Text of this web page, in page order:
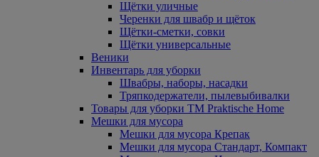
Щётки уличные
Черенки для швабр и щёток
Щётки-сметки, совки
Щётки универсальные
Веники
Инвентарь для уборки
Швабры, наборы, насадки
Тряпкодержатели, пылевыбивалки
Товары для уборки ТМ Praktische Home
Мешки для мусора
Мешки для мусора Крепак
Мешки для мусора Стандарт, Компакт